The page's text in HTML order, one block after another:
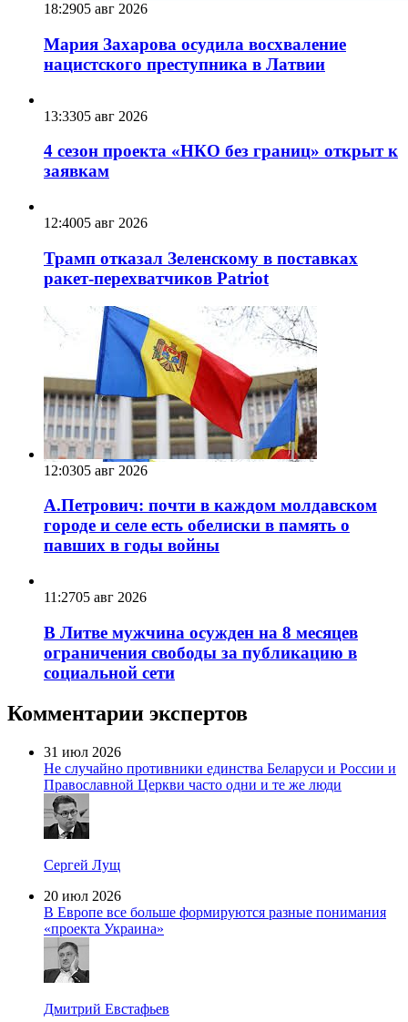
18:2905 авг 2026
Мария Захарова осудила восхваление
нацистского преступника в Латвии
13:3305 авг 2026
4 сезон проекта «НКО без границ» открыт к
заявкам
12:4005 авг 2026
Трамп отказал Зеленскому в поставках
ракет-перехватчиков Patriot
12:0305 авг 2026
А.Петрович: почти в каждом молдавском
городе и селе есть обелиски в память о
павших в годы войны
11:2705 авг 2026
В Литве мужчина осужден на 8 месяцев
ограничения свободы за публикацию в
социальной сети
Комментарии экспертов
31 июл 2026
Не случайно противники единства Беларуси и России и
Православной Церкви часто одни и те же люди
Сергей Лущ
20 июл 2026
В Европе все больше формируются разные понимания
«проекта Украина»
Дмитрий Евстафьев